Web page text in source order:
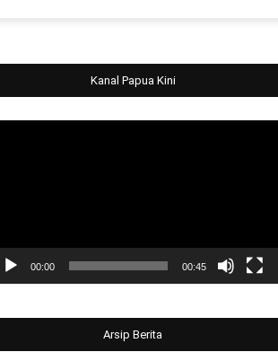
Kanal Papua Kini
00:00 00:45
Arsip Berita